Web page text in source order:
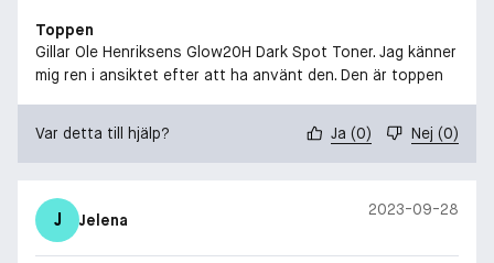
Toppen
Gillar Ole Henriksens Glow20H Dark Spot Toner. Jag känner
mig ren i ansiktet efter att ha använt den. Den är toppen
Var detta till hjälp? Ja (0) Nej (0)
J Jelena
2023-09-28